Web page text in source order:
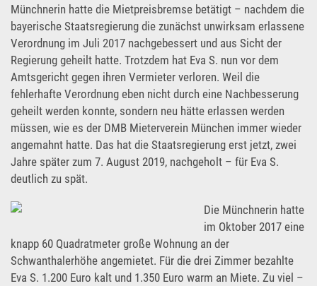
Münchnerin hatte die Mietpreisbremse betätigt – nachdem die
bayerische Staatsregierung die zunächst unwirksam erlassene
Verordnung im Juli 2017 nachgebessert und aus Sicht der
Regierung geheilt hatte. Trotzdem hat Eva S. nun vor dem
Amtsgericht gegen ihren Vermieter verloren. Weil die
fehlerhafte Verordnung eben nicht durch eine Nachbesserung
geheilt werden konnte, sondern neu hätte erlassen werden
müssen, wie es der DMB Mieterverein München immer wieder
angemahnt hatte. Das hat die Staatsregierung erst jetzt, zwei
Jahre später zum 7. August 2019, nachgeholt – für Eva S.
deutlich zu spät.
Die Münchnerin hatte
im Oktober 2017 eine
knapp 60 Quadratmeter große Wohnung an der
Schwanthalerhöhe angemietet. Für die drei Zimmer bezahlte
Eva S. 1.200 Euro kalt und 1.350 Euro warm an Miete. Zu viel –